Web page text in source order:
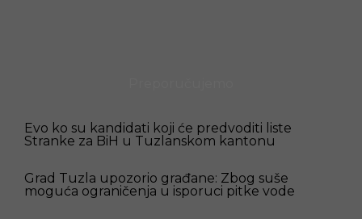
Evo ko su kandidati koji će predvoditi liste
Stranke za BiH u Tuzlanskom kantonu
Grad Tuzla upozorio građane: Zbog suše
moguća ograničenja u isporuci pitke vode